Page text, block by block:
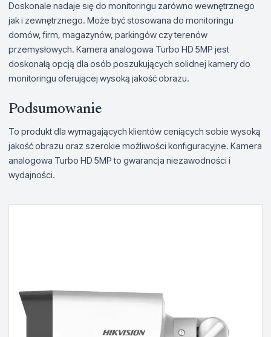
Doskonale nadaje się do monitoringu zarówno wewnętrznego
jak i zewnętrznego. Może być stosowana do monitoringu
domów, firm, magazynów, parkingów czy terenów
przemysłowych. Kamera analogowa Turbo HD 5MP jest
doskonałą opcją dla osób poszukujących solidnej kamery do
monitoringu oferującej wysoką jakość obrazu.
Podsumowanie
To produkt dla wymagających klientów ceniących sobie wysoką
jakość obrazu oraz szerokie możliwości konfiguracyjne. Kamera
analogowa Turbo HD 5MP to gwarancja niezawodności i
wydajności.